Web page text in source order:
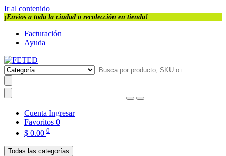
Ir al contenido
¡Envios a toda la ciudad o recolección en tienda!
Facturación
Ayuda
Cuenta Ingresar
Favoritos 0
$ 0.00 0
Todas las categorías